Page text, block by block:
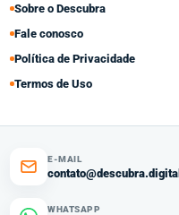
Sobre o Descubra
Fale conosco
Política de Privacidade
Termos de Uso
E-MAIL
contato@descubra.digital
WHATSAPP